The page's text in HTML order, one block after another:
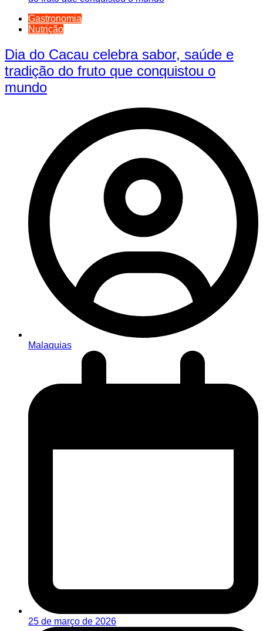
Gastronomia
Nutrição
Dia do Cacau celebra sabor, saúde e
tradição do fruto que conquistou o
mundo
Malaquias
25 de março de 2026